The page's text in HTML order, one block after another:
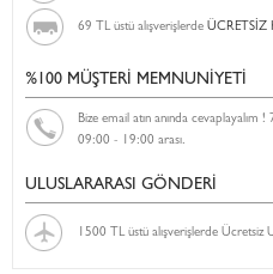
69 TL üstü alışverişlerde ÜCRETSİZ
%100 MÜŞTERİ MEMNUNİYETİ
Bize email atın anında
09:00 - 19:00 arası.
ULUSLARARASI GÖNDERİ
1500 TL üstü alışverişlerde Ücretsiz